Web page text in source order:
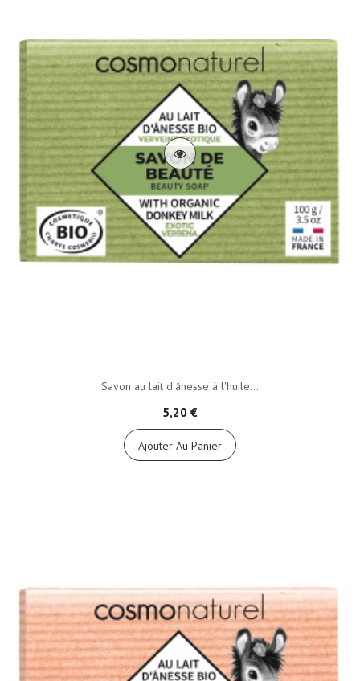
Savon au lait d'ânesse à l'huile...
5,20 €
Ajouter Au Panier